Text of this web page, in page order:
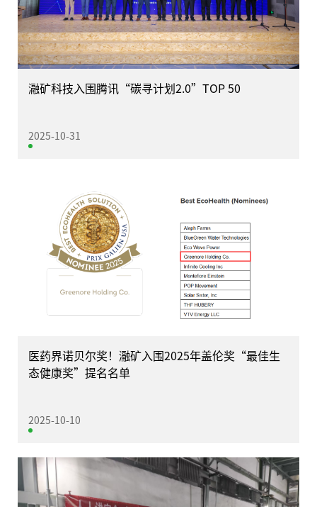
瀜矿科技入围腾讯“碳寻计划2.0”TOP 50
2025-10-31
医药界诺贝尔奖！瀜矿入围2025年盖伦奖“最佳生
态健康奖”提名名单
2025-10-10